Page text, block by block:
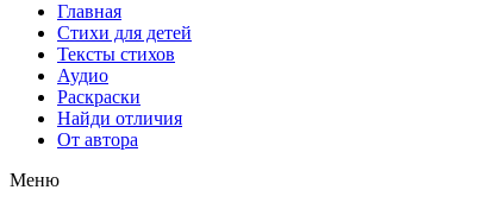
Главная
Стихи для детей
Тексты стихов
Аудио
Раскраски
Найди отличия
От автора
Меню